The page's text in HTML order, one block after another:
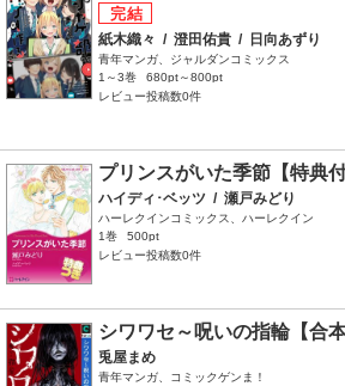
紙木織々 / 澄田佑貴 / 日向あずり
青年マンガ、ジャルダンコミックス
1～3巻
680pt～800pt
レビュー投稿数0件
プリンスがいた季節【特典
ハイディ･ベッツ / 瀬戸みどり
ハーレクインコミックス、ハーレクイン
1巻
500pt
レビュー投稿数0件
シワワセ～呪いの指輪【合
兎屋まめ
青年マンガ、コミックゲンま！